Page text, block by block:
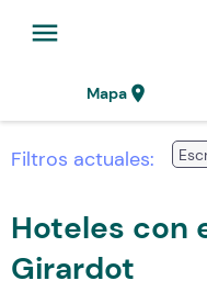
menu
Mapalocation_on
Filtros actuales:
Hoteles con
Girardot